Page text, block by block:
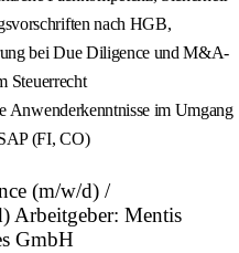
nach HGB,
bei Due Diligence und M&A-
Steuerrecht
Anwenderkenntnisse im Umgang
(FI, CO)
(m/w/d) /
Arbeitgeber: Mentis
GmbH